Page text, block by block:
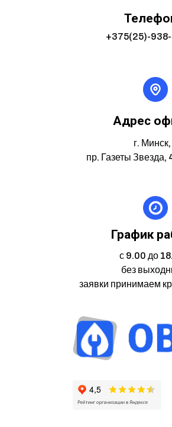
Адрес
г. Минск,
пр. Газеты Звезда,
График
+375(25)-
с 9.00 до
без
заявки принимаем